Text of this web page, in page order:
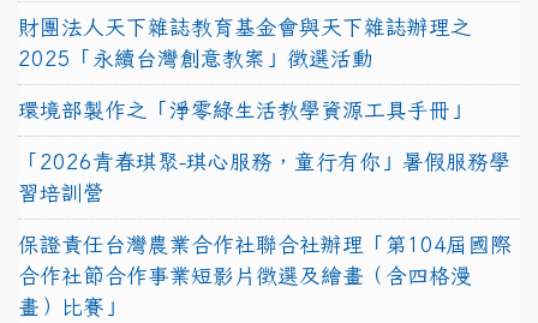
財團法人天下雜誌教育基金會與天下雜誌辦理之
2025「永續台灣創意教案」徵選活動
環境部製作之「淨零綠生活教學資源工具手冊」
「2026青春琪聚-琪心服務，童行有你」暑假服務學
習培訓營
保證責任台灣農業合作社聯合社辦理「第104屆國際
合作社節合作事業短影片徵選及繪畫（含四格漫
畫）比賽」